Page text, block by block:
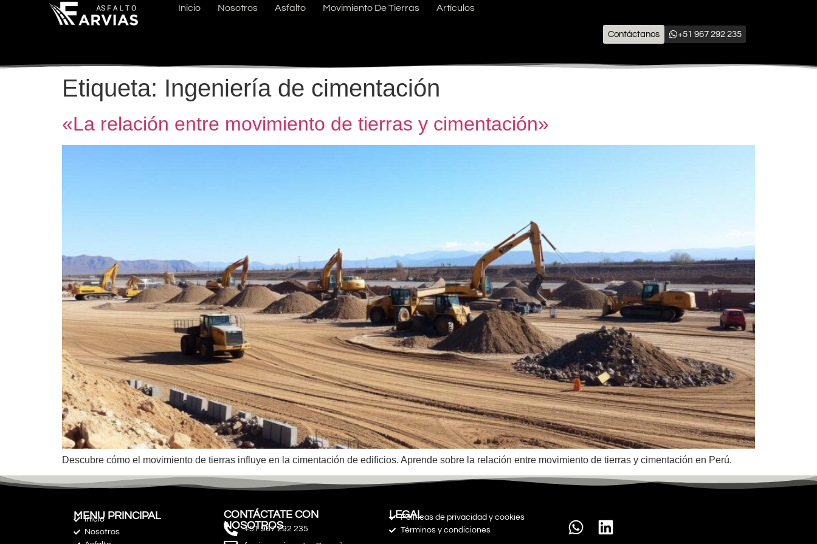
Inicio Nosotros Asfalto Movimiento De Tierras Artículos
Contáctanos +51 967 292 235
Etiqueta: Ingeniería de cimentación
«La relación entre movimiento de tierras y cimentación»
Descubre cómo el movimiento de tierras influye en la cimentación de edificios. Aprende sobre la relación entre movimiento de tierras y cimentación en Perú.
MENU PRINCIPAL
Inicio
Nosotros
CONTÁCTATE CON
NOSOTROS
+51 967 292 235
Políticas de privacidad y cookies
Términos y condiciones
LEGAL